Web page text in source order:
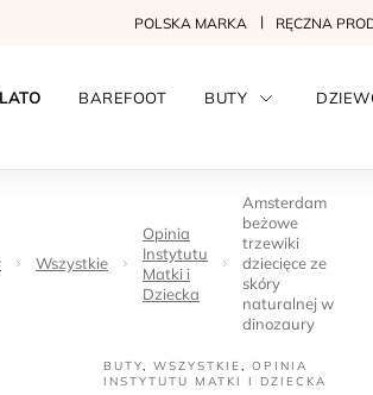
POLSKA MARKA RĘCZNA
LATO BAREFOOT BUTY
Wszystkie
Opinia
Instytutu
Matki i
Dziecka
Amsterdam
beżowe
trzewiki
dziecięce ze
skóry
naturalnej w
dinozaury
BUTY,WSZYSTKIE,OPINIA
INSTYTUTU MATKI I DZIECKA